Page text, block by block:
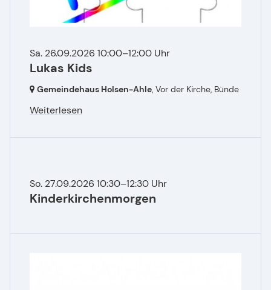
Sa. 26.09.2026 10:00–12:00 Uhr
Lukas Kids
Gemeindehaus Holsen-Ahle, Vor der Kirche, Bünde
Weiterlesen
So. 27.09.2026 10:30–12:30 Uhr
Kinderkirchenmorgen